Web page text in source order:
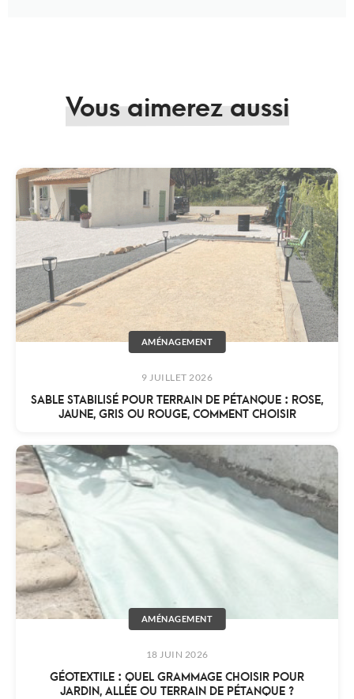
Vous aimerez aussi
AMÉNAGEMENT
9 JUILLET 2026
SABLE STABILISÉ POUR TERRAIN DE PÉTANQUE : ROSE,
JAUNE, GRIS OU ROUGE, COMMENT CHOISIR
AMÉNAGEMENT
18 JUIN 2026
GÉOTEXTILE : QUEL GRAMMAGE CHOISIR POUR
JARDIN, ALLÉE OU TERRAIN DE PÉTANQUE ?